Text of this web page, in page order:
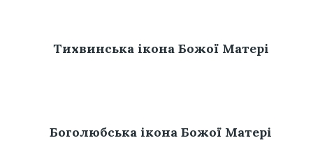
Тихвинська ікона Божої Матері
Боголюбська ікона Божої Матері